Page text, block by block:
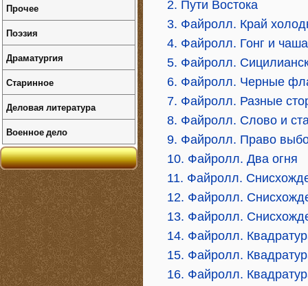
2. Пути Востока
3. Файролл. Край
4. Файролл. Гонг и чаша
5. Файролл.
6. Файролл. Черные
7. Файролл. Разные
8. Файролл. Слово и
9. Файролл. Право
10. Файролл. Два огня
11. Файролл.
12. Файролл.
13. Файролл.
14. Файролл.
15. Файролл.
16. Файролл.
Прочее
Поэзия
Драматургия
Старинное
Деловая литература
Военное дело